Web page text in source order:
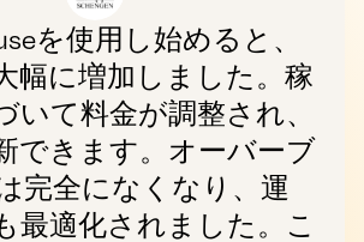
を使用し始めると、
幅に増加しました。稼
いて料金が調整され、
できます。オーバーブ
完全になくなり、運
最適化されました。こ